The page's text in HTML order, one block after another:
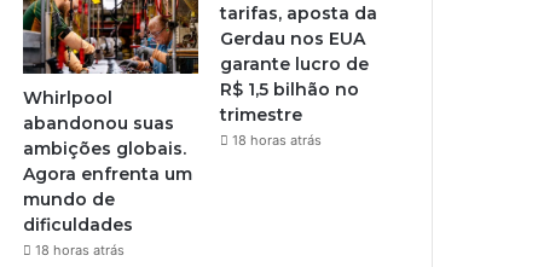
Whirlpool
abandonou suas
ambições globais.
Agora enfrenta um
mundo de
dificuldades
18 horas atrás
tarifas, aposta da
Gerdau nos EUA
garante lucro de
R$ 1,5 bilhão no
trimestre
18 horas atrás